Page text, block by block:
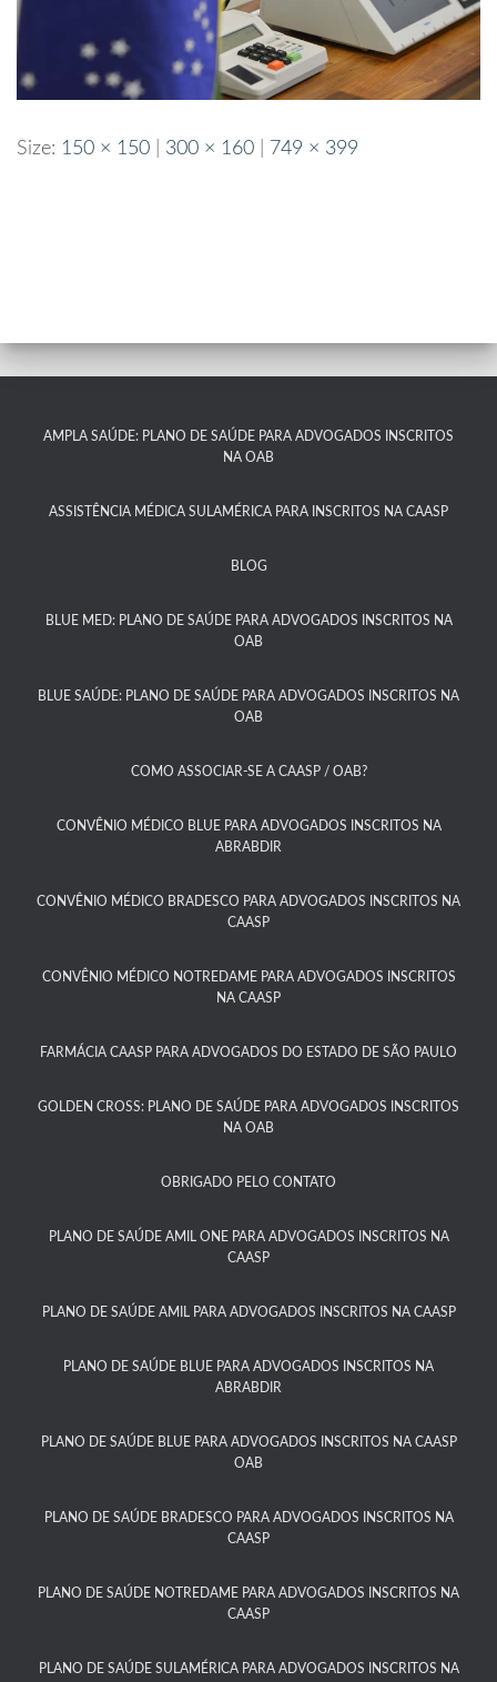
Size: 150 × 150 300 × 160 749 × 399
AMPLA SAÚDE: PLANO DE SAÚDE PARA ADVOGADOS INSCRITOS
NA OAB
ASSISTÊNCIA MÉDICA SULAMÉRICA PARA INSCRITOS NA CAASP​
BLOG
BLUE MED: PLANO DE SAÚDE PARA ADVOGADOS INSCRITOS NA
OAB
BLUE SAÚDE: PLANO DE SAÚDE PARA ADVOGADOS INSCRITOS NA
OAB​
COMO ASSOCIAR-SE A CAASP / OAB?​
CONVÊNIO MÉDICO BLUE PARA ADVOGADOS INSCRITOS NA
ABRABDIR
CONVÊNIO MÉDICO BRADESCO PARA ADVOGADOS INSCRITOS NA
CAASP​
CONVÊNIO MÉDICO NOTREDAME PARA ADVOGADOS INSCRITOS
NA CAASP​
FARMÁCIA CAASP PARA ADVOGADOS DO ESTADO DE SÃO PAULO​
GOLDEN CROSS: PLANO DE SAÚDE PARA ADVOGADOS INSCRITOS
NA OAB
OBRIGADO PELO CONTATO
PLANO DE SAÚDE AMIL ONE PARA ADVOGADOS INSCRITOS NA
CAASP​
PLANO DE SAÚDE AMIL PARA ADVOGADOS INSCRITOS NA CAASP
PLANO DE SAÚDE BLUE PARA ADVOGADOS INSCRITOS NA
ABRABDIR
PLANO DE SAÚDE BLUE PARA ADVOGADOS INSCRITOS NA CAASP
OAB
PLANO DE SAÚDE BRADESCO PARA ADVOGADOS INSCRITOS NA
CAASP​
PLANO DE SAÚDE NOTREDAME PARA ADVOGADOS INSCRITOS NA
CAASP​
PLANO DE SAÚDE SULAMÉRICA PARA ADVOGADOS INSCRITOS NA